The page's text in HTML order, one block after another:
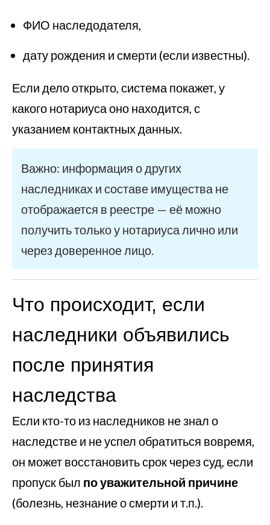
ФИО наследодателя,
дату рождения и смерти (если известны).
Если дело открыто, система покажет, у
какого нотариуса оно находится, с
указанием контактных данных.
Важно: информация о других
наследниках и составе имущества не
отображается в реестре — её можно
получить только у нотариуса лично или
через доверенное лицо.
Что происходит, если
наследники объявились
после принятия
наследства
Если кто-то из наследников не знал о
наследстве и не успел обратиться вовремя,
он может восстановить срок через суд, если
пропуск был по уважительной причине
(болезнь, незнание о смерти и т.п.).